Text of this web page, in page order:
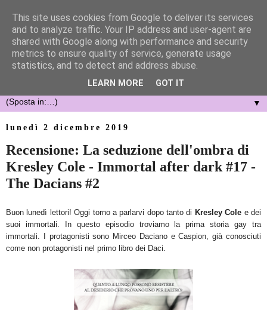
▼
lunedì 2 dicembre 2019
Recensione: La seduzione dell'ombra di
Kresley Cole - Immortal after dark #17 -
The Dacians #2
Buon lunedì lettori!Oggi torno a parlarvi dopo tanto di Kresley Cole e dei
suoi immortali. In questo episodio troviamo la prima storia gay tra
immortali. I protagonisti sono Mirceo Daciano e Caspion, già conosciuti
come non protagonisti nel primo libro dei Daci.
This site uses cookies from Google to deliver its services
and to analyze traffic. Your IP address and user-agent are
shared with Google along with performance and security
metrics to ensure quality of service, generate usage
statistics, and to detect and address abuse.
LEARN MORE GOT IT